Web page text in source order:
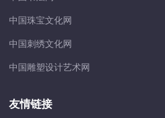
中国珠宝文化网
中国刺绣文化网
中国雕塑设计艺术网
友情链接